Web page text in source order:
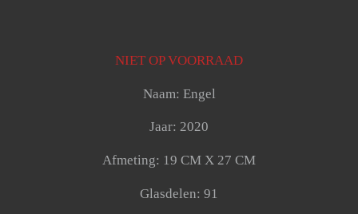
NIET OP VOORRAAD
Naam: Engel
Jaar: 2020
Afmeting: 19 CM X 27 CM
Glasdelen: 91